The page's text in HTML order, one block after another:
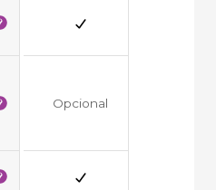
Opcional